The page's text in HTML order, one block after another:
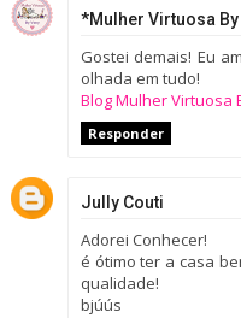
*Mulher Virtuosa By
Gostei demais! Eu
olhada em tudo!
Blog Mulher Virtuosa
Responder
Jully Couti
Adorei Conhecer!
é ótimo ter a casa
qualidade!
bjúús